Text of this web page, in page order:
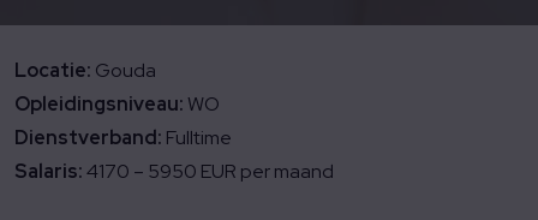
Locatie: Gouda
Opleidingsniveau: WO
Dienstverband: Fulltime
Salaris:4170 – 5950 EUR per maand